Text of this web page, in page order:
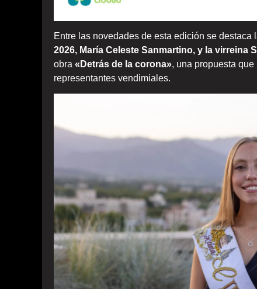
Entre las novedades de esta edición se destaca
2026, María Celeste Sanmartino, y la virreina
obra «Detrás de la corona», una propuesta
representantes vendimiales.